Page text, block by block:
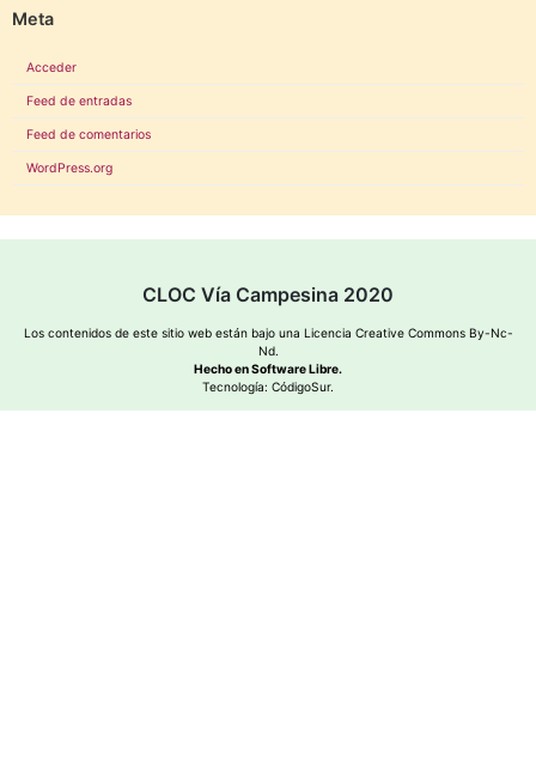
Meta
Acceder
Feed de entradas
Feed de comentarios
WordPress.org
CLOC Vía Campesina 2020
Los contenidos de este sitio web están bajo una Licencia Creative Commons By-Nc-
Nd.
Hecho en Software Libre.
Tecnología: CódigoSur.